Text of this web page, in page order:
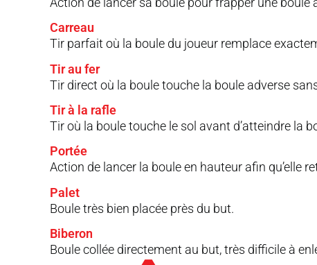
Carreau
Tir parfait où la boule du joueur remplace
Tir au fer
Tir direct où la boule touche la boule adverse
Tir à la rafle
Tir où la boule touche le sol avant d’atteindre la
Portée
Action de lancer la boule en hauteur afin qu’elle
Palet
Boule très bien placée près du but.
Biberon
Boule collée directement au but, très difficile à